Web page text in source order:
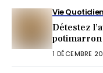
Vie
Détestez
1 DÉCEMBRE